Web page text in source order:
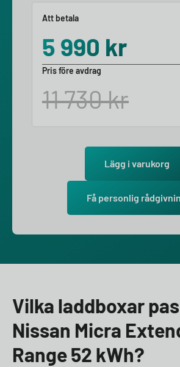
Att betala
5 990 kr
Pris före avdrag
11 730kr
Lägg i varukorg
Få personlig
Vilka laddboxar
Nissan Micra
Range 52 kWh?